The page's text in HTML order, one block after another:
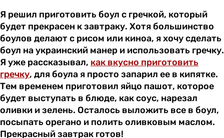
Я решил приготовить боул с гречкой, который
будет прекрасен к завтраку. Хотя большинство
боулов делают с рисом или киноа, я хочу сделать
боул на украинский манер и использовать гречку.
Я уже рассказывал, как вкусно приготовить
гречку, для боула я просто запарил ее в кипятке.
Тем временем приготовил яйцо пашот, которое
будет выступать в блюде, как соус, нарезал
оливки и зелень. Осталось выложить все в боул,
посыпать орегано и полить оливковым маслом.
Прекрасный завтрак готов!